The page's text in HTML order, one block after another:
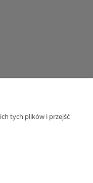
tych plików i przejść